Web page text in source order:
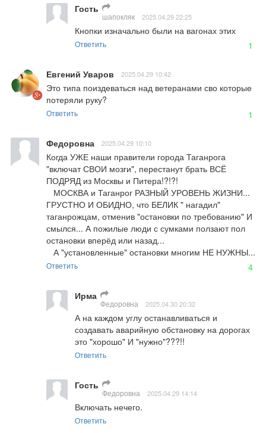
Гость
шапокляк 2025.04.29 22:25
Кнопки изначально были на вагонах этих
Ответить 1
Евгений Уваров 2025.04.29 10:42
Это типа поиздеваться над ветеранами сво которые
потеряли руку?
Ответить 1
Федоровна 2025.04.29 10:10
Когда УЖЕ наши правители города Таганрога
"включат СВОИ мозги", перестанут брать ВСЁ
ПОДРЯД из Москвы и Питера!?!?!
ГРУСТНО И ОБИДНО, что БЕЛИК " нагадил"
таганрожцам, отменив "остановки по требованию" И
смылся... А пожилые люди с сумками ползают пол
остановки вперёд или назад...
   А "установленные" остановки многим НЕ НУЖНЫ...
Ответить 4
Ирма
Федоровна 2025.04.30 20:32
А на каждом углу останавливаться и
создавать аварийную обстановку на дорогах
это "хорошо" И "нужно"???!!
Ответить
Гость
Федоровна 2025.04.29 14:14
Включать нечего.
Ответить